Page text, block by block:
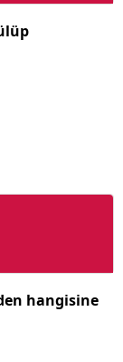
hangisine